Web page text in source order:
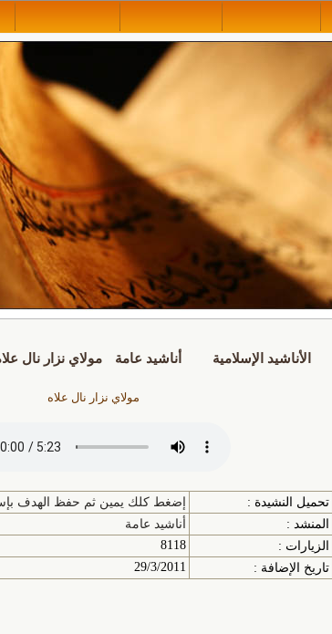
الأناشيد الإسلامية أناشيد عامة مولاي نزار نال
مولاي نزار نال علاه
تحميل النشيدة :
إضغط كلك يمين ثم حفظ الهدف
المنشد :
أناشيد عامة
الزيارات :
8118
تاريخ الإضافة :
29/3/2011